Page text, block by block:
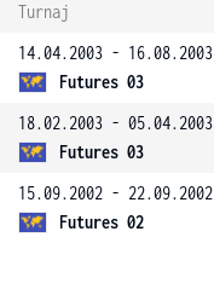
Turnaj
14.04.2003 - 16.08.2003
Futures 03
18.02.2003 - 05.04.2003
Futures 03
15.09.2002 - 22.09.2002
Futures 02